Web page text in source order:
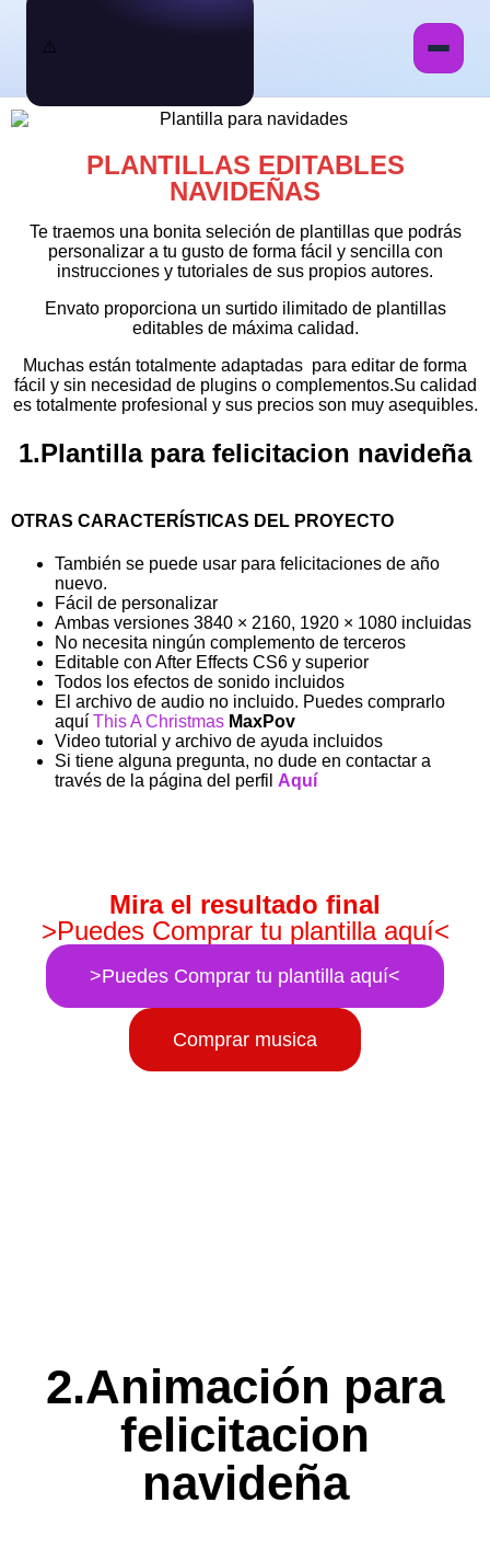
PLANTILLAS EDITABLES
NAVIDEÑAS
Te traemos una bonita seleción de plantillas que podrás
personalizar a tu gusto de forma fácil y sencilla con
instrucciones y tutoriales de sus propios autores.
Envato proporciona un surtido ilimitado de plantillas
editables de máxima calidad.
Muchas están totalmente adaptadas para editar de forma
fácil y sin necesidad de plugins o complementos.Su calidad
es totalmente profesional y sus precios son muy asequibles.
1.Plantilla para felicitacion navideña
OTRAS CARACTERÍSTICAS DEL PROYECTO
También se puede usar para felicitaciones de año
nuevo.
Fácil de personalizar
Ambas versiones 3840 × 2160, 1920 × 1080 incluidas
No necesita ningún complemento de terceros
Editable con After Effects CS6 y superior
Todos los efectos de sonido incluidos
El archivo de audio no incluido. Puedes comprarlo
aquí This A Christmas MaxPov
Video tutorial y archivo de ayuda incluidos
Si tiene alguna pregunta, no dude en contactar a
través de la página del perfil Aquí
Mira el resultado final
>Puedes Comprar tu plantilla aquí<
>Puedes Comprar tu plantilla aquí<
Comprar musica
2.Animación para
felicitacion
navideña